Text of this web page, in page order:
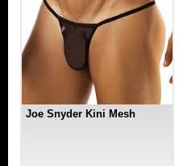
Joe Snyder Kini Mesh